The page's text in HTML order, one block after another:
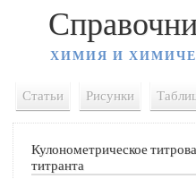
ХИМИЯ И
Статьи Рисунки
Кулонометрическое
титранта